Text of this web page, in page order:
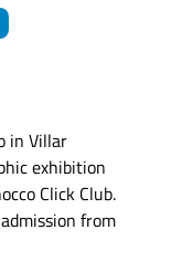
in Villar
exhibition
Click Club.
from